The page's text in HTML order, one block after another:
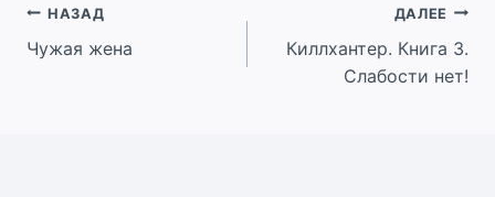
Навигация
по
НАЗАД
Чужая жена
ДАЛЕЕ
Киллхантер. Книга 3.
Слабости нет!